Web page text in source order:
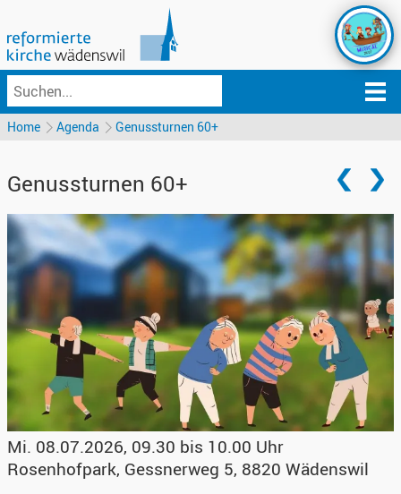
Home Agenda Genussturnen 60+
Genussturnen 60+
Mi. 08.07.2026, 09.30 bis 10.00 Uhr
Rosenhofpark, Gessnerweg 5, 8820 Wädenswil